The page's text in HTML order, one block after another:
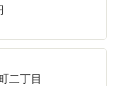
二丁目